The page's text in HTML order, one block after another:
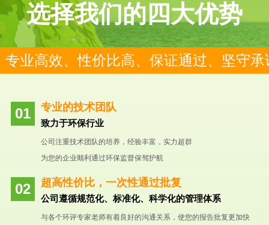
选择我们的四大优势
专业高效、性价比高、保证通过、坚守承
专业的技术团队
致力于环保行业
公司注重技术团队的培养，经验丰富，实力超群
为您的企业顺利通过环保监督保驾护航
超高性价比，一次性通过批复
公司遵循规范化、标准化、科学化的管理体系
与各个环评专家老师有着良好的沟通关系，使您的报告批复更加快